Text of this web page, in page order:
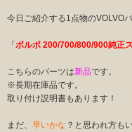
今日ご紹介する1点物のVOLVO
「ボルボ 200/700/800/900純正
こちらのパーツは新品です。
※長期在庫品です。
取り付け説明書もあります！
まだ、 早いかな ？と思われ方も